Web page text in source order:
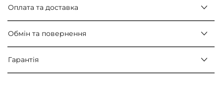
Оплата та доставка
Обмін та повернення
Гарантія